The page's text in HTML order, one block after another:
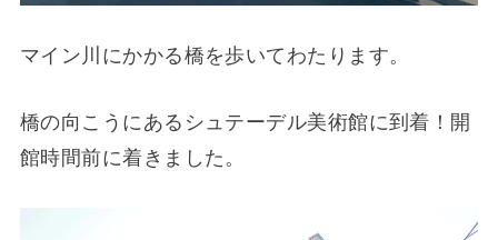
マイン川にかかる橋を歩いてわたります。
橋の向こうにあるシュテーデル美術館に到着！開
館時間前に着きました。